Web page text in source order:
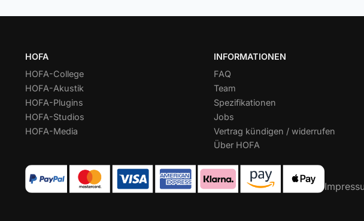
HOFA
HOFA-College
HOFA-Akustik
HOFA-Plugins
HOFA-Studios
HOFA-Media
INFORMATIONEN
FAQ
Team
Spezifikationen
Jobs
Vertrag kündigen / widerrufen
Über HOFA